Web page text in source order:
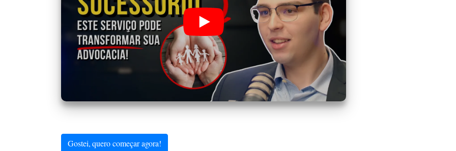
Gostei, quero começar agora!